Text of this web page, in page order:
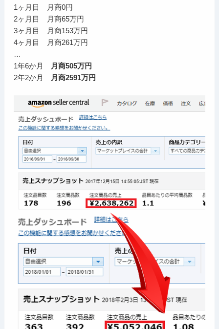
1ヶ月目 月商0円
2ヶ月目 月商65万円
3ヶ月目 月商153万円
4ヶ月目 月商261万円
…
1年6か月
月商505万円
2年2か月
月商2591万円